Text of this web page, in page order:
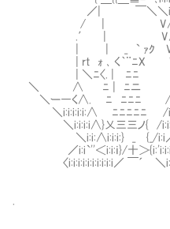
／| ￣＼＼
/ |
.′ | V∧i:i:i/∧ 調子に
| | _ ` ｧｸ V∧i/
| rt ｫ ､ く｀¨ﾆX Vi:/
| ＼ﾆ〈. | ﾆﾆ }/
＼ ∧ Ⅷﾆ | ﾆニ /
＼ー―く∧. Ⅷﾆ ﾆﾆﾆ /
＼i:i:i:i:i:∧ Ⅷﾆﾆﾆﾆﾆ /
＼i:i:i:i∧}乂三三ノ{ /i:i:i:i
＼i:i:∧i:i:i:} _ {_/i:i／
／i:i`''＜i:i:ｉ}/十＞
〈i:i:i:i:i:i:i:i:i:i／ ￣´